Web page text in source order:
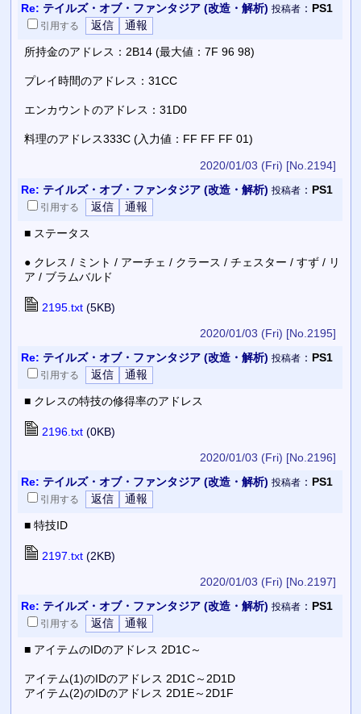
Re: テイルズ・オブ・ファンタジア (改造・解析) 投稿者： PS1
引用する
所持金のアドレス：2B14 (最大値：7F 96 98)
プレイ時間のアドレス：31CC
エンカウントのアドレス：31D0
料理のアドレス333C (入力値：FF FF FF 01)
2020/01/03 (Fri) [No.2194]
Re: テイルズ・オブ・ファンタジア (改造・解析) 投稿者： PS1
引用する
■ ステータス
● クレス / ミント / アーチェ / クラース / チェスター / すず / リ
ア / ブラムバルド
2195.txt(5KB)
2020/01/03 (Fri) [No.2195]
Re: テイルズ・オブ・ファンタジア (改造・解析) 投稿者： PS1
引用する
■ クレスの特技の修得率のアドレス
2196.txt(0KB)
2020/01/03 (Fri) [No.2196]
Re: テイルズ・オブ・ファンタジア (改造・解析) 投稿者： PS1
引用する
■ 特技ID
2197.txt(2KB)
2020/01/03 (Fri) [No.2197]
Re: テイルズ・オブ・ファンタジア (改造・解析) 投稿者： PS1
引用する
■ アイテムのIDのアドレス 2D1C～
アイテム(1)のIDのアドレス 2D1C～2D1D
アイテム(2)のIDのアドレス 2D1E～2D1F